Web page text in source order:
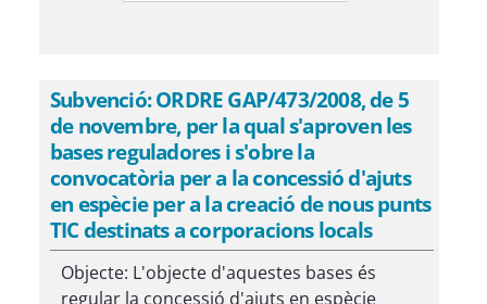
Subvenció: ORDRE GAP/473/2008, de 5
de novembre, per la qual s'aproven les
bases reguladores i s'obre la
convocatòria per a la concessió d'ajuts
en espècie per a la creació de nous punts
TIC destinats a corporacions locals
Objecte: L'objecte d'aquestes bases és
regular la concessió d'ajuts en espècie